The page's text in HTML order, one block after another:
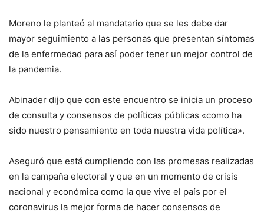
Moreno le planteó al mandatario que se les debe dar
mayor seguimiento a las personas que presentan síntomas
de la enfermedad para así poder tener un mejor control de
la pandemia.
Abinader dijo que con este encuentro se inicia un proceso
de consulta y consensos de políticas públicas «como ha
sido nuestro pensamiento en toda nuestra vida política».
Aseguró que está cumpliendo con las promesas realizadas
en la campaña electoral y que en un momento de crisis
nacional y económica como la que vive el país por el
coronavirus la mejor forma de hacer consensos de